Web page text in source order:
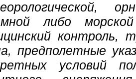
либо
контроль,
предполетные
условий